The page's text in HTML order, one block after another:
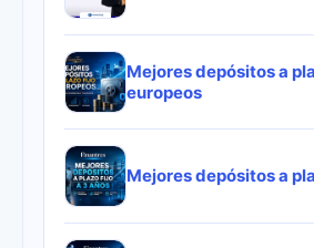
Mejores depósitos a
europeos
Mejores depósitos a